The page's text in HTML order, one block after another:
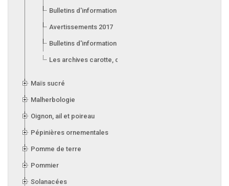
Bulletins d'information 2018
Avertissements 2017
Bulletins d'information 2017
Les archives carotte, céleri, laitue, oignon, poireau et ail
Maïs sucré
Malherbologie
Oignon, ail et poireau
Pépinières ornementales
Pomme de terre
Pommier
Solanacées